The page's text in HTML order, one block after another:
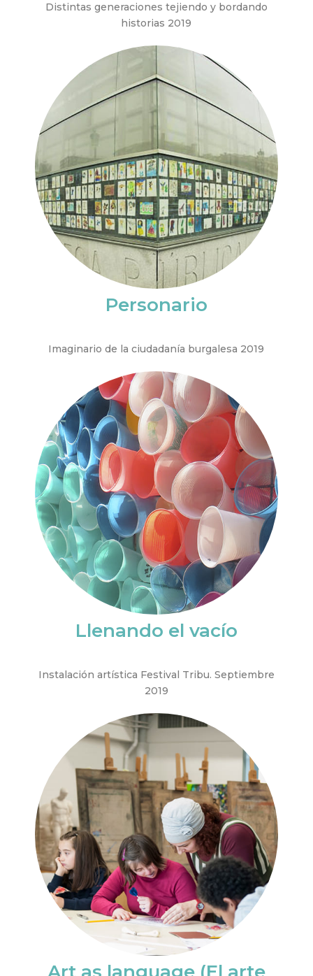
Distintas generaciones tejiendo y bordando
historias 2019
Personario
Imaginario de la ciudadanía burgalesa 2019
Llenando el vacío
Instalación artística Festival Tribu. Septiembre
2019